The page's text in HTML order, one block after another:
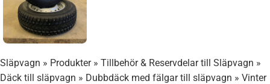
Släpvagn » Produkter» Tillbehör & Reservdelar till Släpvagn »
Däck till släpvagn » Dubbdäck med fälgar till släpvagn » Vinter